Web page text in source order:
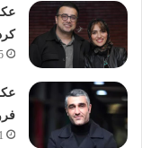
5
1 مرداد 1405